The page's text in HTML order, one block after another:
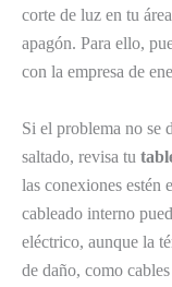
corte de luz en tu
apagón. Para ello,
con la empresa de
Si el problema no se
saltado, revisa tu
las conexiones estén
cableado interno
eléctrico, aunque la
de daño, como